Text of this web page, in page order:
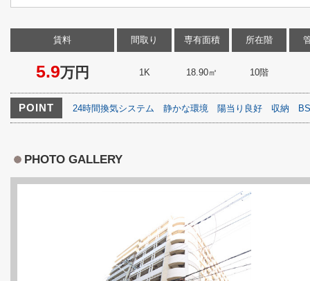
賃料
5.9万円
間取り
1K
専有面積
18.90㎡
所在階
10階
POINT 24時間換気システム 静かな環境 陽当り良好 収納
PHOTO GALLERY